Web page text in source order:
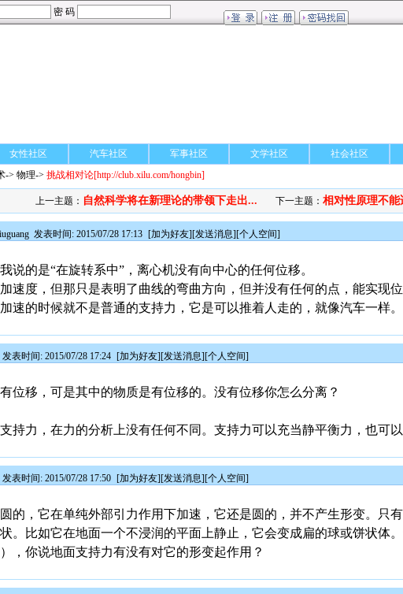
女性社区 汽车社区 军事社区 文学社区 社会社区
-> 物理-> 挑战相对论[http://club.xilu.com/hongbin]
上一主题： 自然科学将在新理论的带领下走出... 下一主题：相对性原理不
发表时间: 2015/07/28 17:13 [加为好友][发送消息][个人空间]
说的是“在旋转系中”，离心机没有向中心的任何位移。
速度，但那只是表明了曲线的弯曲方向，但并没有任何的点，能实现位
速的时候就不是普通的支持力，它是可以推着人走的，就像汽车一样。
发表时间: 2015/07/28 17:24 [加为好友][发送消息][个人空间]
位移，可是其中的物质是有位移的。没有位移你怎么分离？
持力，在力的分析上没有任何不同。支持力可以充当静平衡力，也可以
发表时间: 2015/07/28 17:50 [加为好友][发送消息][个人空间]
的，它在单纯外部引力作用下加速，它还是圆的，并不产生形变。只
。比如它在地面一个不浸润的平面上静止，它会变成扁的球或饼状体
，你说地面支持力有没有对它的形变起作用？